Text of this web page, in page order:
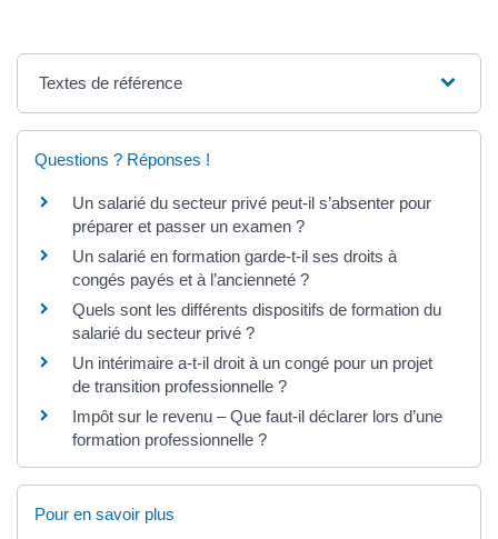
Textes de référence
Questions ? Réponses !
Un salarié du secteur privé peut-il s’absenter pour
préparer et passer un examen ?
Un salarié en formation garde-t-il ses droits à
congés payés et à l’ancienneté ?
Quels sont les différents dispositifs de formation du
salarié du secteur privé ?
Un intérimaire a-t-il droit à un congé pour un projet
de transition professionnelle ?
Impôt sur le revenu – Que faut-il déclarer lors d’une
formation professionnelle ?
Pour en savoir plus